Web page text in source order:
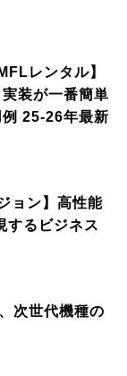
レンタル】
装が一番簡単
25-26年最新
ョン】高性能
するビジネス
次世代機種の